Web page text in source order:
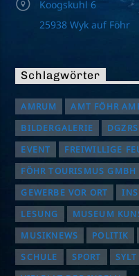
Koogskuhl 6
25938 Wyk auf Föhr
Schlagwörter
AMRUM AMT FÖHR
BILDERGALERIE
DGZRS
EVENT
FREIWILLIGE
FÖHR TOURISMUS GMBH
GEWERBE VOR ORT
LESUNG
MUSEUM
MUSIKNEWS
POLITIK
SCHULE
SPORT SYLT